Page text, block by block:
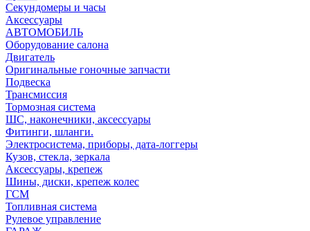
Секундомеры и часы
Аксессуары
АВТОМОБИЛЬ
Оборудование салона
Двигатель
Оригинальные гоночные запчасти
Подвеска
Трансмиссия
Тормозная система
ШС, наконечники, аксессуары
Фитинги, шланги.
Электросистема, приборы, дата-логгеры
Кузов, стекла, зеркала
Аксессуары, крепеж
Шины, диски, крепеж колес
ГСМ
Топливная система
Рулевое управление